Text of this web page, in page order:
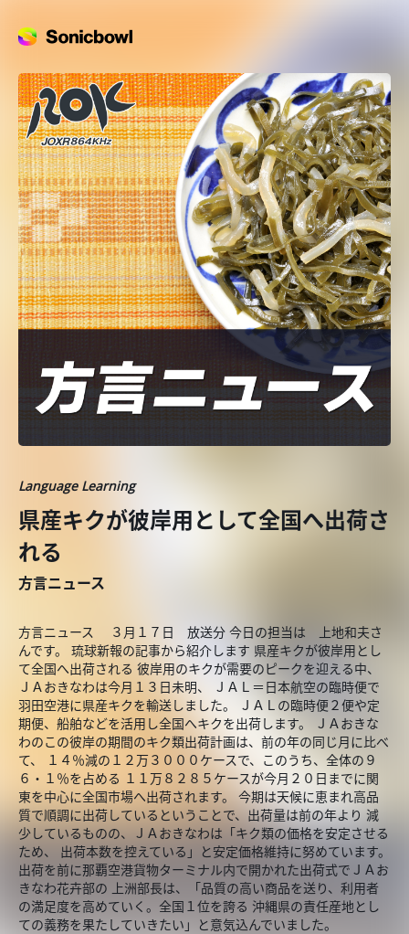
Language Learning
県産キクが彼岸用として全国へ出荷さ
れる
方言ニュース
方言ニュース ３月１７日 放送分 今日の担当は 上地和夫さ
んです。 琉球新報の記事から紹介します 県産キクが彼岸用とし
て全国へ出荷される 彼岸用のキクが需要のピークを迎える中、
ＪＡおきなわは今月１３日未明、 ＪＡＬ＝日本航空の臨時便で
羽田空港に県産キクを輸送しました。 ＪＡＬの臨時便２便や定
期便、船舶などを活用し全国へキクを出荷します。 ＪＡおきな
わのこの彼岸の期間のキク類出荷計画は、前の年の同じ月に比べ
て、 １４％減の１２万３０００ケースで、このうち、全体の９
６・１％を占める １１万８２８５ケースが今月２０日までに関
東を中心に全国市場へ出荷されます。 今期は天候に恵まれ高品
質で順調に出荷しているということで、出荷量は前の年より 減
少しているものの、ＪＡおきなわは「キク類の価格を安定させる
ため、 出荷本数を控えている」と安定価格維持に努めています。
出荷を前に那覇空港貨物ターミナル内で開かれた出荷式でＪＡお
きなわ花卉部の 上洲部長は、「品質の高い商品を送り、利用者
の満足度を高めていく。全国１位を誇る 沖縄県の責任産地とし
ての義務を果たしていきたい」と意気込んでいました。